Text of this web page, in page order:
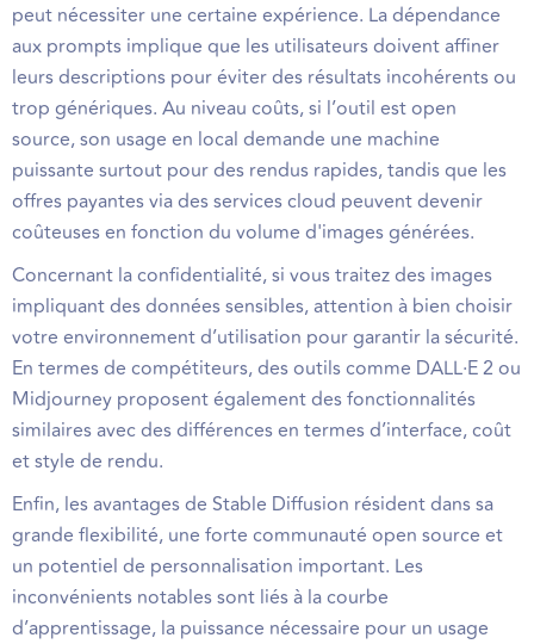
peut nécessiter une certaine expérience. La dépendance
aux prompts implique que les utilisateurs doivent affiner
leurs descriptions pour éviter des résultats incohérents ou
trop génériques. Au niveau coûts, si l’outil est open
source, son usage en local demande une machine
puissante surtout pour des rendus rapides, tandis que les
offres payantes via des services cloud peuvent devenir
coûteuses en fonction du volume d'images générées.
Concernant la confidentialité, si vous traitez des images
impliquant des données sensibles, attention à bien choisir
votre environnement d’utilisation pour garantir la sécurité.
En termes de compétiteurs, des outils comme DALL·E 2 ou
Midjourney proposent également des fonctionnalités
similaires avec des différences en termes d’interface, coût
et style de rendu.
Enfin, les avantages de Stable Diffusion résident dans sa
grande flexibilité, une forte communauté open source et
un potentiel de personnalisation important. Les
inconvénients notables sont liés à la courbe
d’apprentissage, la puissance nécessaire pour un usage